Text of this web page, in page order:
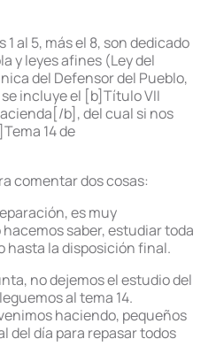
1 al 5, más el 8, son dedicado
y leyes afines (Ley del
del Defensor del Pueblo,
incluye el [b]Título VII
b], del cual si nos
14 de
comentar dos cosas:
es muy
saber, estudiar toda
hasta la disposición final.
no dejemos el estudio del
al tema 14.
haciendo, pequeños
del día para repasar todos